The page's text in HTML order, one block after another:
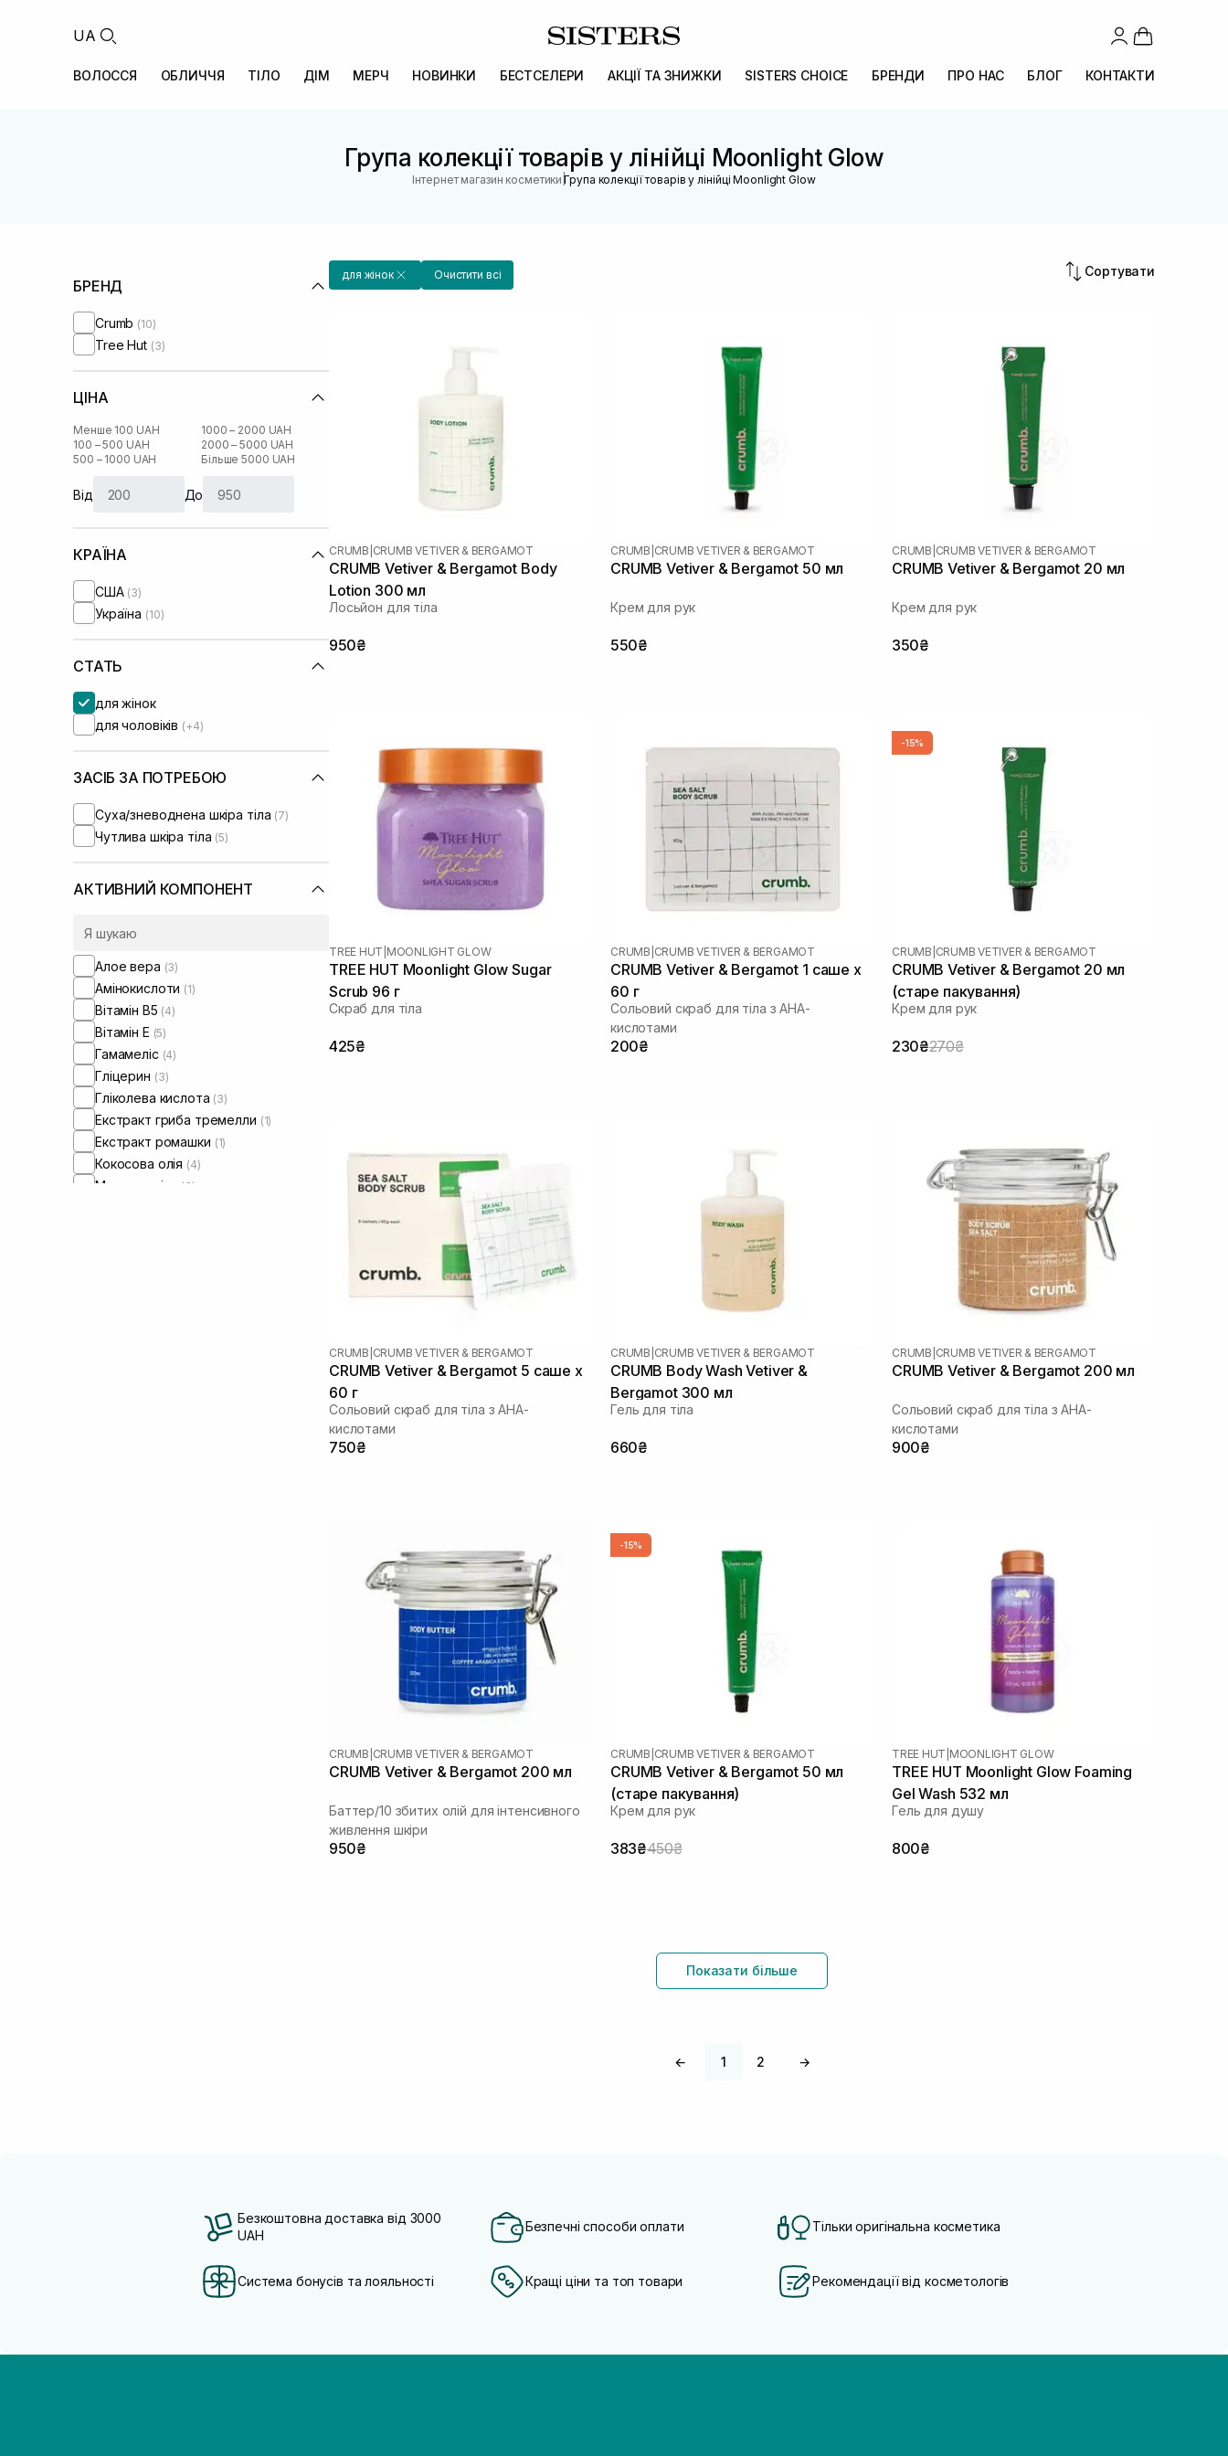
UA
ВОЛОССЯ ОБЛИЧЧЯ ТІЛО ДІМ МЕРЧ НОВИНКИ БЕСТСЕЛЕРИ АКЦІЇ ТА ЗНИЖКИ SISTERS CHOICE БРЕНДИ ПРО НАС БЛОГ КОНТАКТИ
Група колекції товарів у лінійці Moonlight Glow
Інтернет магазин косметики |Група колекції товарів у лінійці Moonlight Glow
БРЕНД
Crumb (10)
Tree Hut (3)
ЦІНА
Менше 100 UAH
100 – 500 UAH
500 – 1000 UAH
1000 – 2000 UAH
2000 – 5000 UAH
Більше 5000 UAH
Від До
КРАЇНА
США (3)
Україна (10)
СТАТЬ
для жінок
для чоловіків (+4)
ЗАСІБ ЗА ПОТРЕБОЮ
Суха/зневоднена шкіра тіла (7)
Чутлива шкіра тіла (5)
АКТИВНИЙ КОМПОНЕНТ
Алое вера (3)
Амінокислоти (1)
Вітамін B5 (4)
Вітамін Е (5)
Гамамеліс (4)
Гліцерин (3)
Гліколева кислота (3)
Екстракт гриба тремелли (1)
Екстракт ромашки (1)
Кокосова олія (4)
Морська сіль (3)
для жінок Очистити всі Сортувати
CRUMB CRUMB VETIVER & BERGAMOT
CRUMB Vetiver & Bergamot Body
Lotion 300 мл
Лосьйон для тіла
950₴
CRUMB CRUMB VETIVER & BERGAMOT
CRUMB Vetiver & Bergamot 50 мл
Крем для рук
550₴
CRUMB CRUMB VETIVER & BERGAMOT
CRUMB Vetiver & Bergamot 20 мл
Крем для рук
350₴
TREE HUT MOONLIGHT GLOW
TREE HUT Moonlight Glow Sugar
Scrub 96 г
Скраб для тіла
425₴
CRUMB CRUMB VETIVER & BERGAMOT
CRUMB Vetiver & Bergamot 1 саше х
60 г
Сольовий скраб для тіла з AHA-
кислотами
200₴
-15%
CRUMB CRUMB VETIVER & BERGAMOT
CRUMB Vetiver & Bergamot 20 мл
(старе пакування)
Крем для рук
230₴270₴
CRUMB CRUMB VETIVER & BERGAMOT
CRUMB Vetiver & Bergamot 5 саше х
60 г
Сольовий скраб для тіла з AHA-
кислотами
750₴
CRUMB CRUMB VETIVER & BERGAMOT
CRUMB Body Wash Vetiver &
Bergamot 300 мл
Гель для тіла
660₴
CRUMB CRUMB VETIVER & BERGAMOT
CRUMB Vetiver & Bergamot 200 мл
Сольовий скраб для тіла з AHA-
кислотами
900₴
CRUMB CRUMB VETIVER & BERGAMOT
CRUMB Vetiver & Bergamot 200 мл
Баттер/10 збитих олій для інтенсивного
живлення шкіри
950₴
-15%
CRUMB CRUMB VETIVER & BERGAMOT
CRUMB Vetiver & Bergamot 50 мл
(старе пакування)
Крем для рук
383₴450₴
TREE HUT MOONLIGHT GLOW
TREE HUT Moonlight Glow Foaming
Gel Wash 532 мл
Гель для душу
800₴
Показати більше
← 1 2 →
Безкоштовна доставка від 3000
UAH
Безпечні способи оплати Тільки оригінальна косметика
Система бонусів та лояльності Кращі ціни та топ товари Рекомендації від косметологів